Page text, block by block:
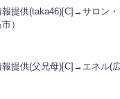
報提供(taka46)[C]→サロン
）
報提供(父兄母)[C]→エネル(